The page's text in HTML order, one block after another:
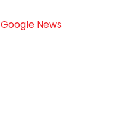
Google News